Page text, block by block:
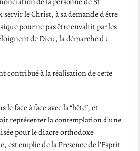
le Christ, à sa demande d’être
pour ne pas être envahit par les
de Dieu, la démarche du
contribué à la réalisation de cette
le face à face avec la “bête”, et
représenter la contemplation d’une
pour le diacre orthodoxe
est emplie de la Presence de l’Esprit